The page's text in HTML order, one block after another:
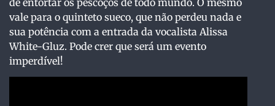
vale para o quinteto sueco, que não perdeu nada e
sua potência com a entrada da vocalista Alissa
White-Gluz. Pode crer que será um evento
imperdível!